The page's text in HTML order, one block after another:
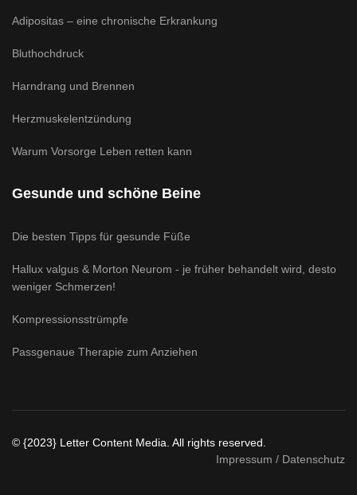
Adipositas – eine chronische Erkrankung
Bluthochdruck
Harndrang und Brennen
Herzmuskelentzündung
Warum Vorsorge Leben retten kann
Gesunde und schöne Beine
Die besten Tipps für gesunde Füße
Hallux valgus & Morton Neurom - je früher behandelt wird, desto
weniger Schmerzen!
Kompressionsstrümpfe
Passgenaue Therapie zum Anziehen
© {2023} Letter Content Media. All rights reserved.
Impressum / Datenschutz